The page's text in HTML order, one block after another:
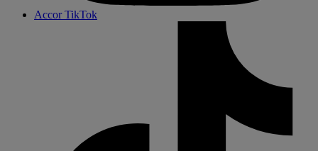
Accor TikTok